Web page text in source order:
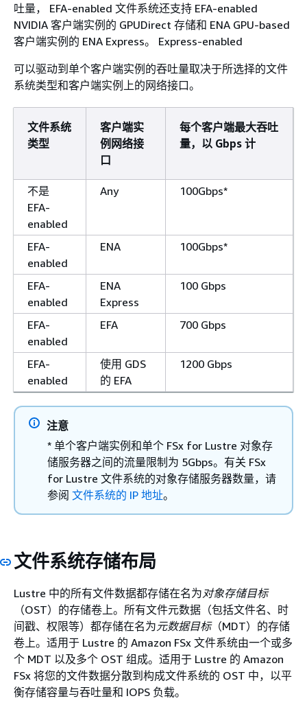
吐量， EFA-enabled 文件系统还支持 EFA-enabled
NVIDIA 客户端实例的 GPUDirect 存储和 ENA GPU-based
客户端实例的 ENA Express。 Express-enabled
可以驱动到单个客户端实例的吞吐量取决于所选择的文件
系统类型和客户端实例上的网络接口。
文件系统
类型
客户端实
例网络接
口
每个客户端最大吞吐
量，以 Gbps 计
不是
EFA-
enabled
Any 100Gbps*
EFA-
enabled
ENA 100Gbps*
EFA-
enabled
ENA
Express
100 Gbps
EFA-
enabled
EFA 700 Gbps
EFA-
enabled
使用 GDS
的 EFA
1200 Gbps
注意
* 单个客户端实例和单个 FSx for Lustre 对象存
储服务器之间的流量限制为 5Gbps。有关 FSx
for Lustre 文件系统的对象存储服务器数量，请
参阅 文件系统的 IP 地址。
文件系统存储布局
Lustre 中的所有文件数据都存储在名为对象存储目标
（OST）的存储卷上。所有文件元数据（包括文件名、时
间戳、权限等）都存储在名为元数据目标（MDT）的存储
卷上。适用于 Lustre 的 Amazon FSx 文件系统由一个或多
个 MDT 以及多个 OST 组成。适用于 Lustre 的 Amazon
FSx 将您的文件数据分散到构成文件系统的 OST 中，以平
衡存储容量与吞吐量和 IOPS 负载。